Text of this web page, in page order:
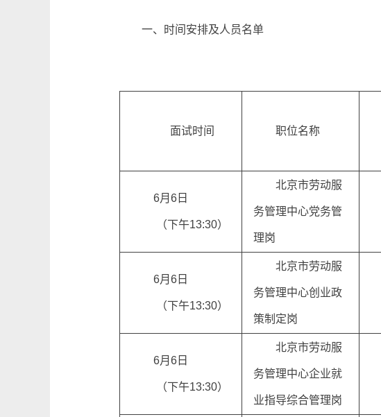
一、时间安排及人员名单
面试时间 职位名称
6月6日
（下午13:30）
北京市劳动服
务管理中心党务管
理岗
6月6日
（下午13:30）
北京市劳动服
务管理中心创业政
策制定岗
6月6日
（下午13:30）
北京市劳动服
务管理中心企业就
业指导综合管理岗